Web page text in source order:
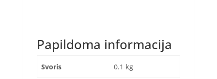
Papildoma informacija
Svoris 0.1 kg